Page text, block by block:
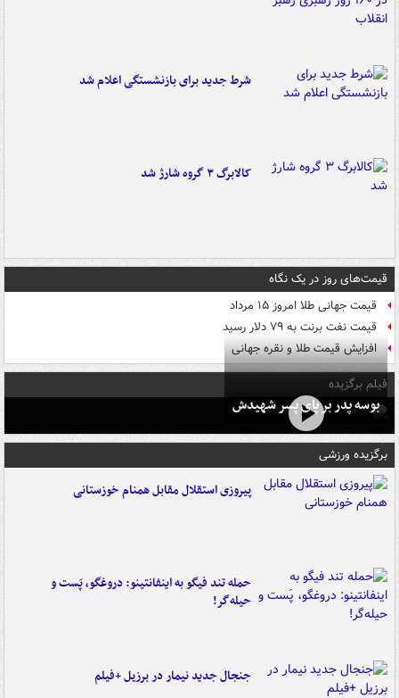
شرط جدید برای بازنشستگی اعلام شد
کالابرگ ۳ گروه شارژ شد
قیمت‌های روز در یک نگاه
قیمت جهانی طلا امروز ۱۵ مرداد
قیمت نفت برنت به ۷۹ دلار رسید
افزایش قیمت طلا و نقره جهانی
فیلم برگزیده
بوسه‌ پدر بر پای پسر شهیدش
برگزیده ورزشی
پیروزی استقلال مقابل همنام خوزستانی
حمله تند فیگو به اینفانتینو: دروغگو، پَست‌ و
حیله‌گر!
جنجال جدید نیمار در برزیل +فیلم